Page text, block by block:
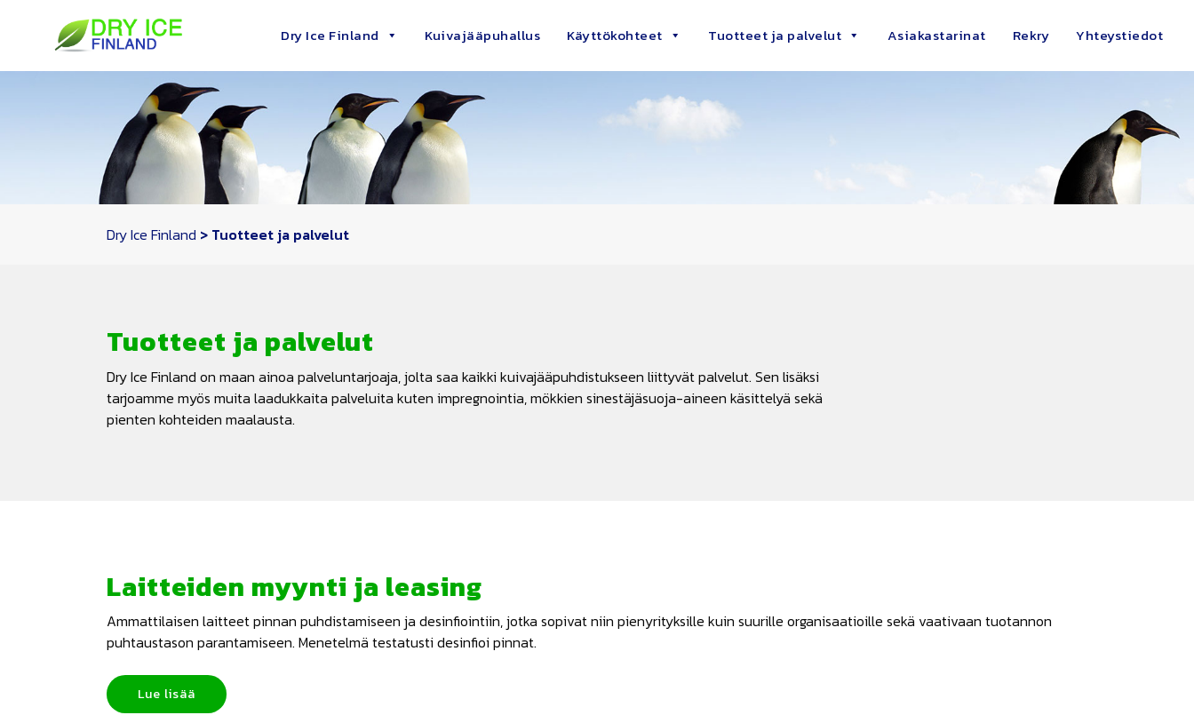
Dry Ice Finland Kuivajääpuhallus Käyttökohteet Tuotteet ja palvelut Asiakastarinat Rekry Yhteystiedot
Dry Ice Finland > Tuotteet ja palvelut
Tuotteet ja palvelut
Dry Ice Finland on maan ainoa palveluntarjoaja, jolta saa kaikki kuivajääpuhdistukseen liittyvät palvelut. Sen lisäksi
tarjoamme myös muita laadukkaita palveluita kuten impregnointia, mökkien sinestäjäsuoja-aineen käsittelyä sekä
pienten kohteiden maalausta.
Laitteiden myynti ja leasing
Ammattilaisen laitteet pinnan puhdistamiseen ja desinfiointiin, jotka sopivat niin pienyrityksille kuin suurille organisaatioille sekä vaativaan tuotannon
puhtaustason parantamiseen. Menetelmä testatusti desinfioi pinnat.
Lue lisää